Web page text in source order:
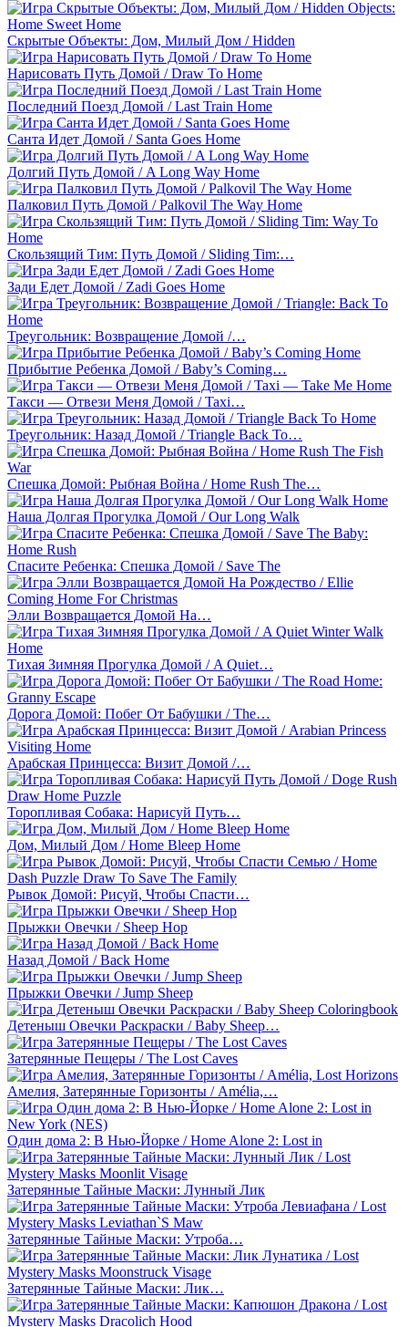
Скрытые Объекты: Дом, Милый Дом / Hidden
Нарисовать Путь Домой / Draw To Home
Последний Поезд Домой / Last Train Home
Санта Идет Домой / Santa Goes Home
Долгий Путь Домой / A Long Way Home
Палковил Путь Домой / Palkovil The Way Home
Скользящий Тим: Путь Домой / Sliding Tim:…
Зади Едет Домой / Zadi Goes Home
Треугольник: Возвращение Домой /…
Прибытие Ребенка Домой / Baby’s Coming…
Такси — Отвези Меня Домой / Taxi…
Треугольник: Назад Домой / Triangle Back To…
Спешка Домой: Рыбная Война / Home Rush The…
Наша Долгая Прогулка Домой / Our Long Walk
Спасите Ребенка: Спешка Домой / Save The
Элли Возвращается Домой На…
Тихая Зимняя Прогулка Домой / A Quiet…
Дорога Домой: Побег От Бабушки / The…
Арабская Принцесса: Визит Домой /…
Торопливая Собака: Нарисуй Путь…
Дом, Милый Дом / Home Bleep Home
Рывок Домой: Рисуй, Чтобы Спасти…
Прыжки Овечки / Sheep Hop
Назад Домой / Back Home
Прыжки Овечки / Jump Sheep
Детеныш Овечки Раскраски / Baby Sheep…
Затерянные Пещеры / The Lost Caves
Амелия, Затерянные Горизонты / Amélia,…
Один дома 2: В Нью-Йорке / Home Alone 2: Lost in
Затерянные Тайные Маски: Лунный Лик
Затерянные Тайные Маски: Утроба…
Затерянные Тайные Маски: Лик…